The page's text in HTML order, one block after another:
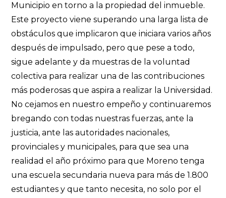
Municipio en torno a la propiedad del inmueble.
Este proyecto viene superando una larga lista de
obstáculos que implicaron que iniciara varios años
después de impulsado, pero que pese a todo,
sigue adelante y da muestras de la voluntad
colectiva para realizar una de las contribuciones
más poderosas que aspira a realizar la Universidad.
No cejamos en nuestro empeño y continuaremos
bregando con todas nuestras fuerzas, ante la
justicia, ante las autoridades nacionales,
provinciales y municipales, para que sea una
realidad el año próximo para que Moreno tenga
una escuela secundaria nueva para más de 1.800
estudiantes y que tanto necesita, no solo por el